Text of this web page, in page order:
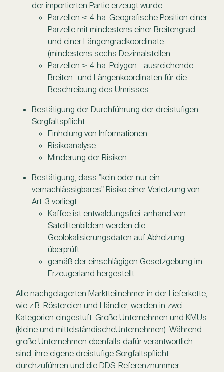
der importierten Partie erzeugt wurde
Parzellen ≤ 4 ha: Geografische Position einer
Parzelle mit mindestens einer Breitengrad-
und einer Längengradkoordinate
(mindestens sechs Dezimalstellen
Parzellen ≥ 4 ha: Polygon - ausreichende
Breiten- und Längenkoordinaten für die
Beschreibung des Umrisses
Bestätigung der Durchführung der dreistufigen
Sorgfaltspflicht
Einholung von Informationen
Risikoanalyse
Minderung der Risiken
Bestätigung, dass "kein oder nur ein
vernachlässigbares" Risiko einer Verletzung von
Art. 3 vorliegt:
Kaffee ist entwaldungsfrei: anhand von
Satellitenbildern werden die
Geolokalisierungsdaten auf Abholzung
überprüft
gemäß der einschlägigen Gesetzgebung im
Erzeugerland hergestellt
Alle nachgelagerten Marktteilnehmer in der Lieferkette,
wie z.B. Röstereien und Händler, werden in zwei
Kategorien eingestuft. Große Unternehmen und KMUs
(kleine und mittelständischeUnternehmen). Während
große Unternehmen ebenfalls dafür verantwortlich
sind, ihre eigene dreistufige Sorgfaltspflicht
durchzuführen und die DDS-Referenznummer